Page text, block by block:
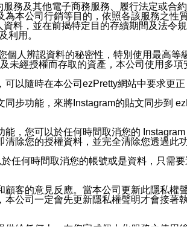
務及其他電子商務服務、履行法定或
本公司行銷等目的，依照各該服務之性
料，並在前揭特定目的存續期間及法令
利用。
人辨認資料的秘密性，特別使用最高
未經授權而存取的資產，本公司使用多
以隨時在本公司ezPretty網站中要求更正
步功能，來將Instagram的貼文同步到
，您可以於任何時間取消您的
除您的授權資料，並完全清除您透過此
任何時間取消您的帳號或是資料，只需
客的意見反應。當本公司更新此隱私
公司一定會先更新隱私權聲明才會接